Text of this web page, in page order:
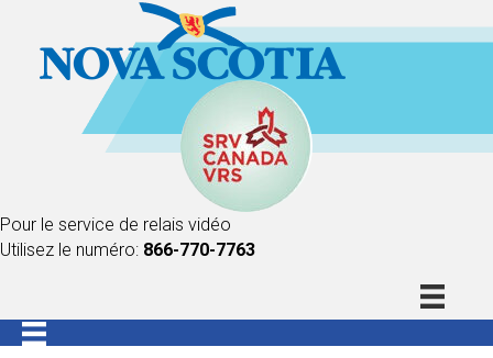
Pour le service de relais vidéo
Utilisez le numéro: 866-770-7763